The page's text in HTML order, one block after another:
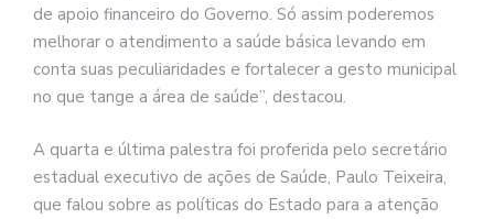
de apoio financeiro do Governo. Só assim poderemos
melhorar o atendimento a saúde básica levando em
conta suas peculiaridades e fortalecer a gesto municipal
no que tange a área de saúde”, destacou.
A quarta e última palestra foi proferida pelo secretário
estadual executivo de ações de Saúde, Paulo Teixeira,
que falou sobre as políticas do Estado para a atenção